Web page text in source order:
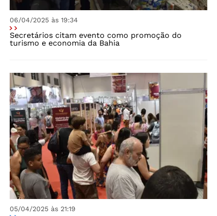
06/04/2025 às 19:34
Secretários citam evento como promoção do
turismo e economia da Bahia
05/04/2025 às 21:19